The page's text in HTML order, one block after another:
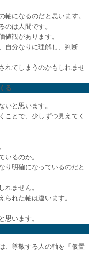
になるのだと思います。
のは人間です。
値観があります。
自分なりに理解し、判断
れてしまうのかもしれませ
る
いと思います。
ことで、少しずつ見えてく
いるのか。
り明確になっているのだと
れません。
られた軸は違います。
思います。
、尊敬する人の軸を「仮置